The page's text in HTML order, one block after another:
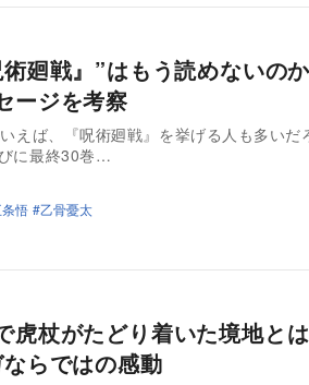
廻戦』”はもう読めないの
ージを考察
えば、『呪術廻戦』を挙げる人も多いだ
に最終30巻…
悟 乙骨憂太
虎杖がたどり着いた境地
らではの感動